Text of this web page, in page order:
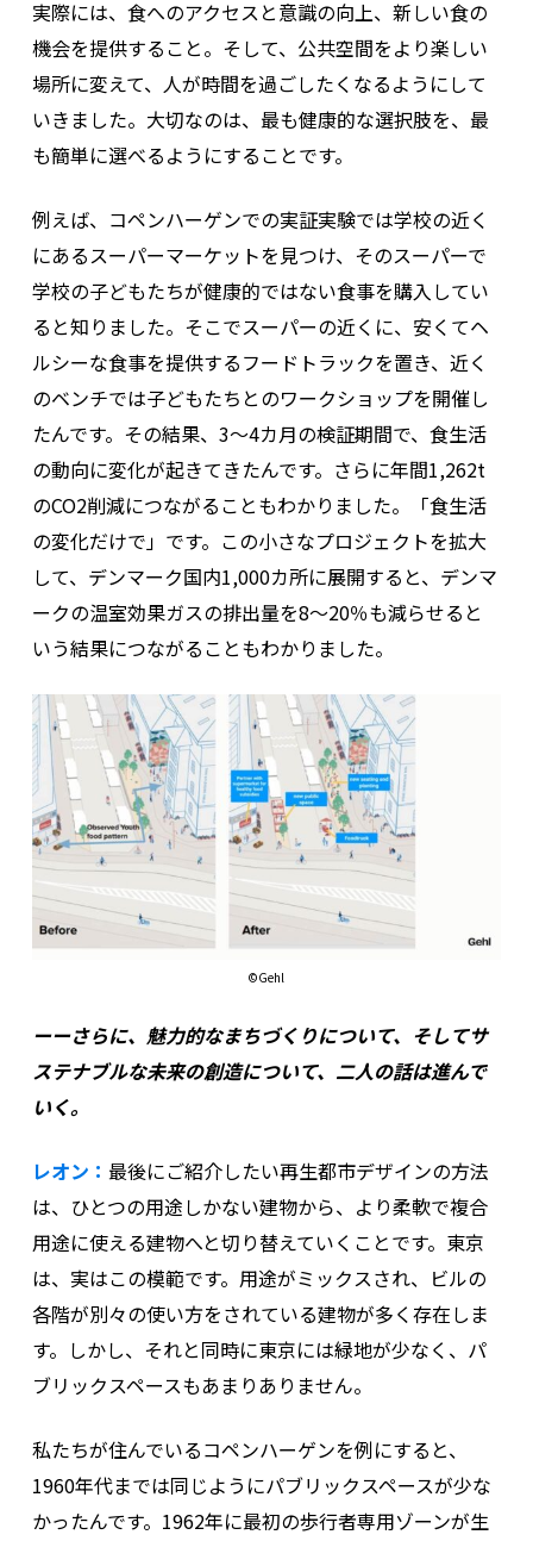
実際には、食へのアクセスと意識の向上、新しい食の
機会を提供すること。そして、公共空間をより楽しい
場所に変えて、人が時間を過ごしたくなるようにして
いきました。大切なのは、最も健康的な選択肢を、最
も簡単に選べるようにすることです。
例えば、コペンハーゲンでの実証実験では学校の近く
にあるスーパーマーケットを見つけ、そのスーパーで
学校の子どもたちが健康的ではない食事を購入してい
ると知りました。そこでスーパーの近くに、安くてヘ
ルシーな食事を提供するフードトラックを置き、近く
のベンチでは子どもたちとのワークショップを開催し
たんです。その結果、3〜4カ月の検証期間で、食生活
の動向に変化が起きてきたんです。さらに年間1,262t
のCO2削減につながることもわかりました。「食生活
の変化だけで」です。この小さなプロジェクトを拡大
して、デンマーク国内1,000カ所に展開すると、デンマ
ークの温室効果ガスの排出量を8〜20％も減らせると
いう結果につながることもわかりました。
©Gehl
ーーさらに、魅力的なまちづくりについて、そしてサ
ステナブルな未来の創造について、二人の話は進んで
いく。
レオン： 最後にご紹介したい再生都市デザインの方法
は、ひとつの用途しかない建物から、より柔軟で複合
用途に使える建物へと切り替えていくことです。東京
は、実はこの模範です。用途がミックスされ、ビルの
各階が別々の使い方をされている建物が多く存在しま
す。しかし、それと同時に東京には緑地が少なく、パ
ブリックスペースもあまりありません。
私たちが住んでいるコペンハーゲンを例にすると、
1960年代までは同じようにパブリックスペースが少な
かったんです。1962年に最初の歩行者専用ゾーンが生